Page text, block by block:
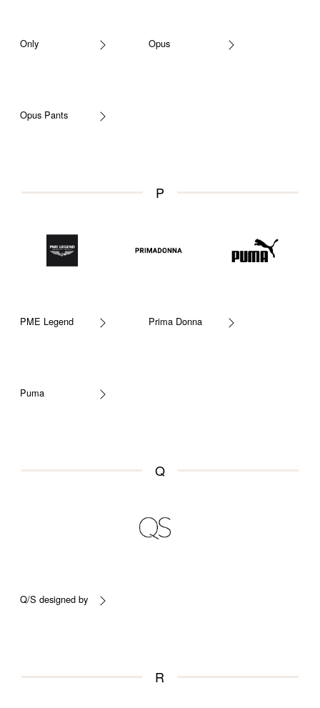
Only Opus
Opus Pants
P
PME Legend Prima Donna
Puma
Q
Q/S designed by
R